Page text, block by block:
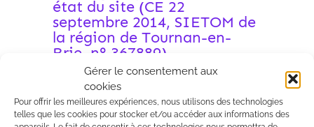
Gérer le consentement aux
cookies
Pour offrir les meilleures expériences, nous utilisons des technologies
telles que les cookies pour stocker et/ou accéder aux informations des
état du site (CE 22
septembre 2014, SIETOM de
la région de Tournan-en-
Brie, n° 367889)
Dans un arrêt du 22 septembre 2014,
le Conseil d’Etat est venu apporter
deux précisions importantes
s’agissant, d’une part, de la possibilité